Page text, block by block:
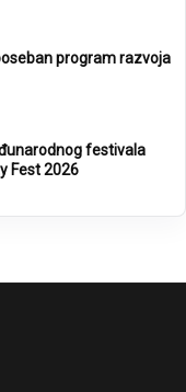
program razvoja
festivala
Fest 2026